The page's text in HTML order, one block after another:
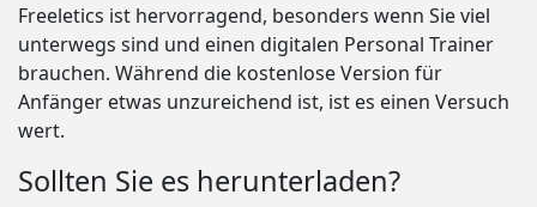
Freeletics ist hervorragend, besonders wenn Sie viel
unterwegs sind und einen digitalen Personal Trainer
brauchen. Während die kostenlose Version für
Anfänger etwas unzureichend ist, ist es einen Versuch
wert.
Sollten Sie es herunterladen?